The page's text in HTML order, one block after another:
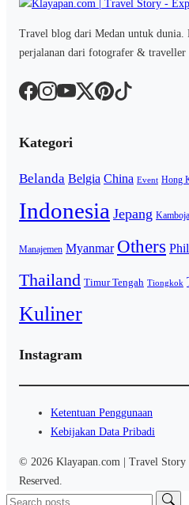
Travel blog dari Medan untuk dunia.
perjalanan dari fotografer & traveller
Kategori
Belanda Belgia China Event Hong
Indonesia Jepang Kamboja
Manajemen Myanmar Others
Thailand Timur Tengah Tiongkok
Kuliner
Instagram
Ketentuan Penggunaan
Kebijakan Data Pribadi
© 2026 Klayapan.com | Travel
Reserved.